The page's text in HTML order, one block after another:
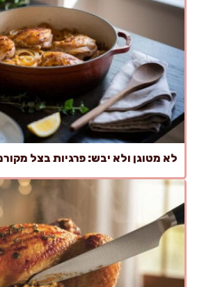
לא מטוגן ולא יבש: פרגיות בצל